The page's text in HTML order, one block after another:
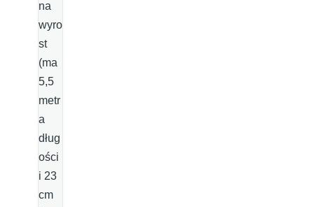
na
wyro
st
(ma
5,5
metr
a
dług
ości
i 23
cm